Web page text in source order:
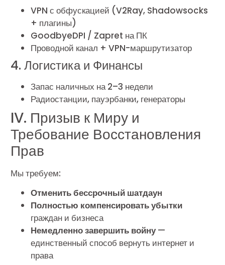
VPN с обфускацией (V2Ray, Shadowsocks
+ плагины)
GoodbyeDPI / Zapret на ПК
Проводной канал + VPN-маршрутизатор
4. Логистика и Финансы
Запас наличных на 2–3 недели
Радиостанции, пауэрбанки, генераторы
IV. Призыв к Миру и
Требование Восстановления
Прав
Мы требуем:
Отменить бессрочный шатдаун
Полностью компенсировать убытки
граждан и бизнеса
Немедленно завершить войну—
единственный способ вернуть интернет и
права